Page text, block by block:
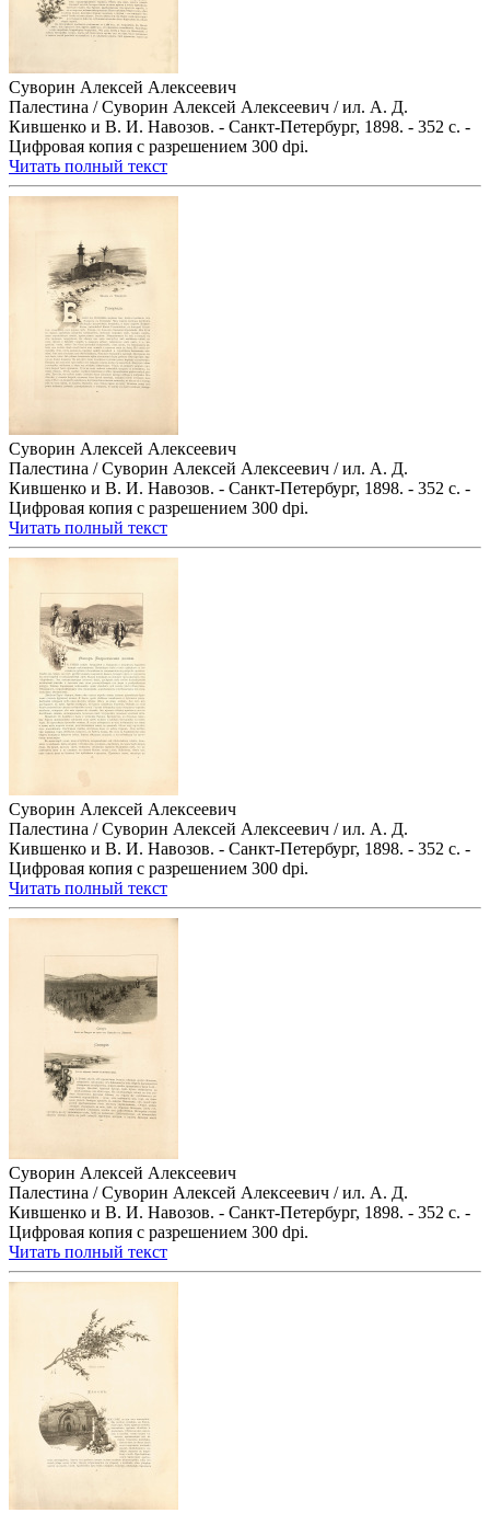
Суворин Алексей Алексеевич
Палестина / Суворин Алексей Алексеевич / ил. А. Д.
Кившенко и В. И. Навозов. - Санкт-Петербург, 1898. - 352 с. -
Цифровая копия с разрешением 300 dpi.
Читать полный текст
Суворин Алексей Алексеевич
Палестина / Суворин Алексей Алексеевич / ил. А. Д.
Кившенко и В. И. Навозов. - Санкт-Петербург, 1898. - 352 с. -
Цифровая копия с разрешением 300 dpi.
Читать полный текст
Суворин Алексей Алексеевич
Палестина / Суворин Алексей Алексеевич / ил. А. Д.
Кившенко и В. И. Навозов. - Санкт-Петербург, 1898. - 352 с. -
Цифровая копия с разрешением 300 dpi.
Читать полный текст
Суворин Алексей Алексеевич
Палестина / Суворин Алексей Алексеевич / ил. А. Д.
Кившенко и В. И. Навозов. - Санкт-Петербург, 1898. - 352 с. -
Цифровая копия с разрешением 300 dpi.
Читать полный текст